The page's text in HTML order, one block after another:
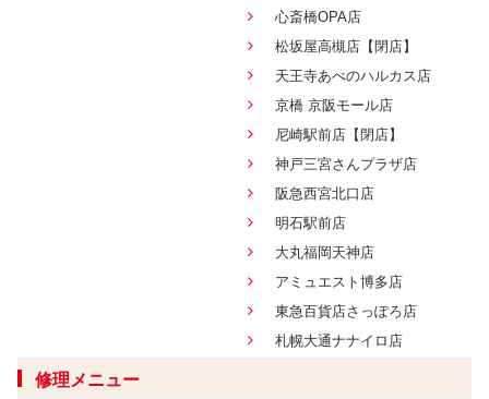
心斎橋OPA店
松坂屋高槻店【閉店】
天王寺あべのハルカス店
京橋 京阪モール店
尼崎駅前店【閉店】
神戸三宮さんプラザ店
阪急西宮北口店
明石駅前店
大丸福岡天神店
アミュエスト博多店
東急百貨店さっぽろ店
札幌大通ナナイロ店
修理メニュー